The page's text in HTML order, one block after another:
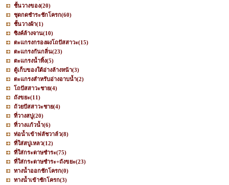
ชั้นวางของ(20)
ชุดกดชำระชักโครก(60)
ชั้นวางผ้า(1)
ซิงค์ล้างจาน(10)
ตะแกรงกรองผงโถปัสสาวะ(15)
ตะแกรงกันกลิ่น(23)
ตะแกรงน้ำทิ้ง(5)
ตู้เก็บของใต้อ่างล้างหน้า(3)
ตะแกรงสำหรับอ่างอาบน้ำ(2)
โถปัสสาวะชาย(4)
ถังขยะ(11)
ถ้วยปัสสาวะชาย(4)
ที่วางสบู่(20)
ที่วางแก้วน้ำ(6)
ท่อน้ำเข้าฟลัชวาล์ว(8)
ที่ใส่สบู่เหลว(12)
ที่ใส่กระดาษชำระ(75)
ที่ใส่กระดาษชำระ+ถังขยะ(23)
ทางน้ำออกชักโครก(0)
ทางน้ำเข้าชักโครก(3)